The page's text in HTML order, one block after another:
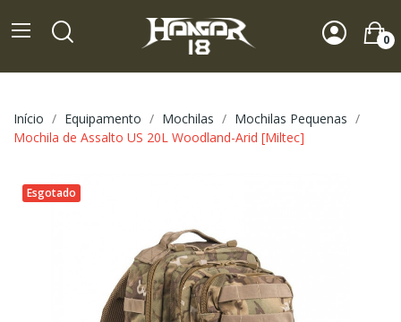
0
Início Equipamento Mochilas
Mochilas Pequenas
Mochila de Assalto US 20L Woodland-Arid [Miltec]
Esgotado